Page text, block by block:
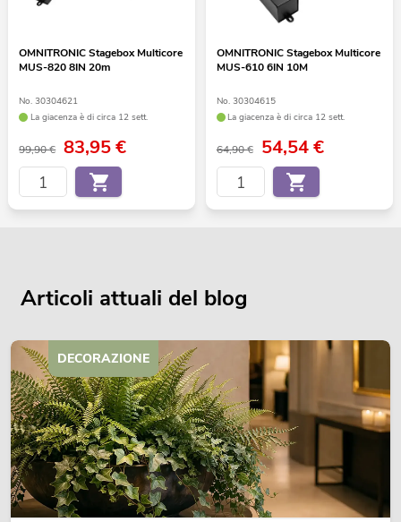
OMNITRONIC Stagebox Multicore
MUS-820 8IN 20m
No. 30304621
La giacenza è di circa 12 sett.
99,90 € 83,95€
OMNITRONIC Stagebox Multicore
MUS-610 6IN 10M
No. 30304615
La giacenza è di circa 12 sett.
64,90 € 54,54€
Articoli attuali del blog
DECORAZIONE